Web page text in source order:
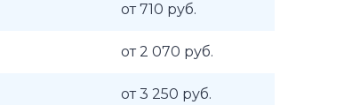
от 710 руб.
от 2 070 руб.
от 3 250 руб.